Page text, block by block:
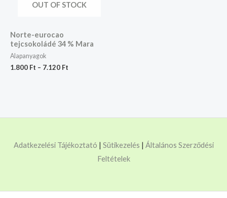
OUT OF STOCK
Norte-eurocao
tejcsokoládé 34 % Mara
Alapanyagok
1.800 Ft – 7.120 Ft
Adatkezelési Tájékoztató | Sütikezelés | Általános Szerződési
Feltételek